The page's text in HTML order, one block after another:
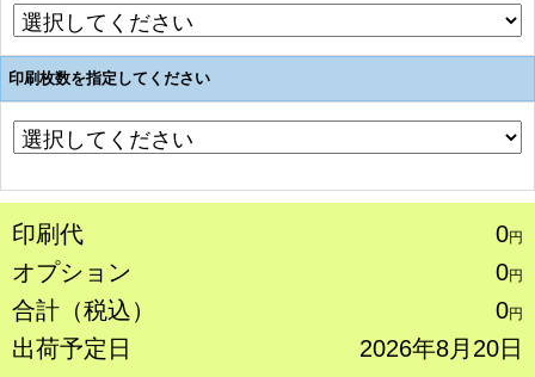
印刷枚数を指定してください
印刷代 0円
オプション 0円
合計（税込） 0円
出荷予定日 2026年8月20日